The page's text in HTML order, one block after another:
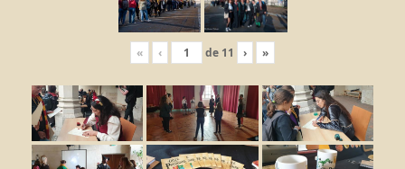
« ‹ de 11 › »